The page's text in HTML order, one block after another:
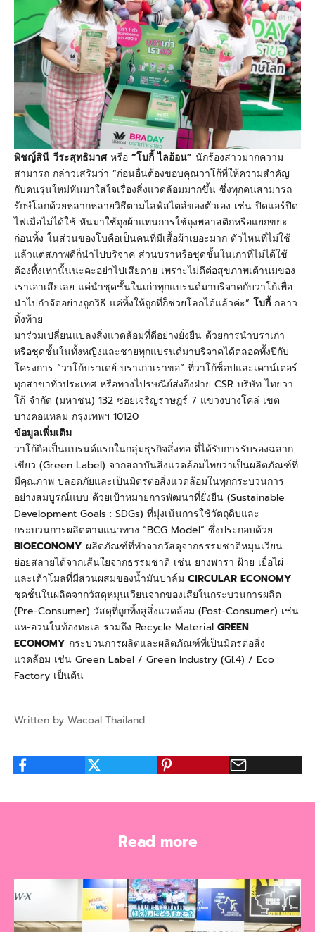
พิชญ์สินี วีระสุทธิมาศหรือ “โบกี้ ไลอ้อน” นักร้องสาวมากความ
สามารถ กล่าวเสริมว่า “ก่อนอื่นต้องขอบคุณวาโก้ที่ให้ความสำคัญ
กับคนรุ่นใหม่หันมาใส่ใจเรื่องสิ่งแวดล้อมมากขึ้น ซึ่งทุกคนสามารถ
รักษ์โลกด้วยหลากหลายวิธีตามไลฟ์สไตล์ของตัวเอง เช่น ปิดแอร์ปิด
ไฟเมื่อไม่ได้ใช้ หันมาใช้ถุงผ้าแทนการใช้ถุงพลาสติกหรือแยกขยะ
ก่อนทิ้ง ในส่วนของโบคือเป็นคนที่มีเสื้อผ้าเยอะมาก ตัวไหนที่ไม่ใช้
แล้วแต่สภาพดีก็นำไปบริจาค ส่วนบราหรือชุดชั้นในเก่าที่ไม่ได้ใช้
ต้องทิ้งเท่านั้นนะคะอย่าไปเสียดาย เพราะไม่ดีต่อสุขภาพเต้านมของ
เราเอาเสียเลย แค่นำชุดชั้นในเก่าทุกแบรนด์มาบริจาคกับวาโก้เพื่อ
นำไปกำจัดอย่างถูกวิธี แค่ทิ้งให้ถูกที่ก็ช่วยโลกได้แล้วค่ะ” โบกี้ กล่าว
ทิ้งท้าย
มาร่วมเปลี่ยนแปลงสิ่งแวดล้อมที่ดีอย่างยั่งยืน ด้วยการนำบราเก่า
หรือชุดชั้นในทั้งหญิงและชายทุกแบรนด์มาบริจาคได้ตลอดทั้งปีกับ
โครงการ “วาโก้บราเดย์ บราเก่าเราขอ” ที่วาโก้ช็อปและเคาน์เตอร์
ทุกสาขาทั่วประเทศ หรือทางไปรษณีย์ส่งถึงฝ่าย CSR บริษัท ไทยวา
โก้ จำกัด (มหาชน) 132 ซอยเจริญราษฎร์ 7 แขวงบางโคล่ เขต
บางคอแหลม กรุงเทพฯ 10120
ข้อมูลเพิ่มเติม
วาโก้ถือเป็นแบรนด์แรกในกลุ่มธุรกิจสิ่งทอ ที่ได้รับการรับรองฉลาก
เขียว (Green Label) จากสถาบันสิ่งแวดล้อมไทยว่าเป็นผลิตภัณฑ์ที่
มีคุณภาพ ปลอดภัยและเป็นมิตรต่อสิ่งแวดล้อมในทุกกระบวนการ
อย่างสมบูรณ์แบบ ด้วยเป้าหมายการพัฒนาที่ยั่งยืน (Sustainable
Development Goals : SDGs) ที่มุ่งเน้นการใช้วัตถุดิบและ
กระบวนการผลิตตามแนวทาง “BCG Model” ซึ่งประกอบด้วย
BIOECONOMY ผลิตภัณฑ์ที่ทำจากวัสดุจากธรรมชาติหมุนเวียน
ย่อยสลายได้จากเส้นใยจากธรรมชาติ เช่น ยางพารา ฝ้าย เยื่อไผ่
และเต้าโมลที่มีส่วนผสมของน้ำมันปาล์ม CIRCULAR ECONOMY
ชุดชั้นในผลิตจากวัสดุหมุนเวียนจากของเสียในกระบวนการผลิต
(Pre-Consumer) วัสดุที่ถูกทิ้งสู่สิ่งแวดล้อม (Post-Consumer) เช่น
แห-อวนในท้องทะเล รวมถึง Recycle Material GREEN
ECONOMY กระบวนการผลิตและผลิตภัณฑ์ที่เป็นมิตรต่อสิ่ง
แวดล้อม เช่น Green Label / Green Industry (GI.4) / Eco
Factory เป็นต้น
Written by Wacoal Thailand
Read more